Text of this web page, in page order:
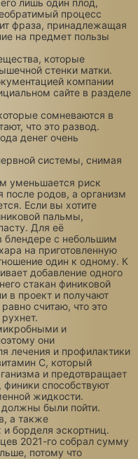
процесс
фраза, принадлежащая
на предмет пользы
которые
стенки матки.
компании
сайте в разделе
сомневаются в
что это развод.
денег очень
системы, снимая
уменьшается риск
после родов, а организм
Если вы хотите
пальмы,
Для её
блендере с небольшим
на приготовленную
один к одному. К
добавление одного
стакан финиковой
в проект и получают
считаю, что это
и
они
лечения и профилактики
C, который
и предотвращает
финики способствуют
жидкости.
были пойти.
а также
борделя эскортниц.
2021-го собрал сумму
потому что